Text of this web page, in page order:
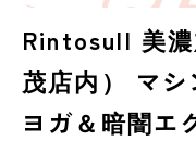
Rintosull 美
茂店内） マシ
ヨガ＆暗闇エ